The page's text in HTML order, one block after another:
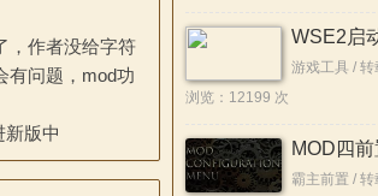
，作者没给字符
有问题，mod功
版中
游戏工具 /
浏览：12199 次
霸主前置 / 转